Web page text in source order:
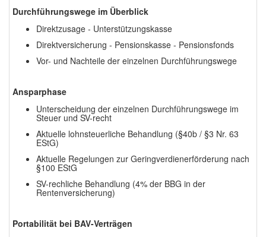
Durchführungswege im Überblick
Direktzusage - Unterstützungskasse
Direktversicherung - Pensionskasse - Pensionsfonds
Vor- und Nachteile der einzelnen Durchführungswege
Ansparphase
Unterscheidung der einzelnen Durchführungswege im
Steuer und SV-recht
Aktuelle lohnsteuerliche Behandlung (§40b / §3 Nr. 63
EStG)
Aktuelle Regelungen zur Geringverdienerförderung nach
§100 EStG
SV-rechliche Behandlung (4% der BBG in der
Rentenversicherung)
Portabilität bei BAV-Verträgen